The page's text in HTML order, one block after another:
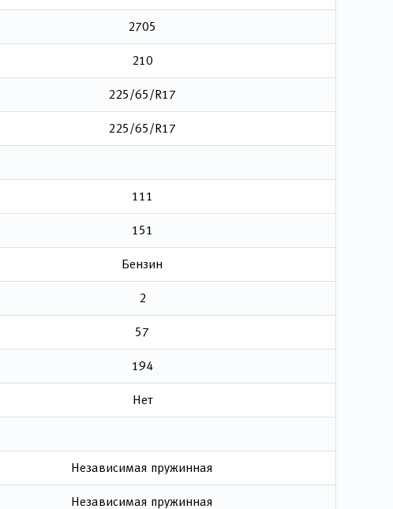
2705
210
225/65/R17
225/65/R17
111
151
Бензин
2
57
194
Нет
Независимая пружинная
Независимая пружинная